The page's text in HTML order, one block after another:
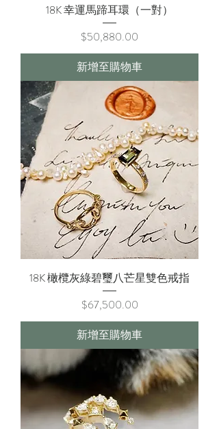
18K 幸運馬蹄耳環（一對）
價格
$50,880.00
新增至購物車
18K 橄欖灰綠碧璽八芒星雙色戒指
價格
$67,500.00
新增至購物車